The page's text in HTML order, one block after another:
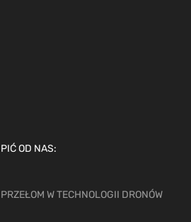
OD NAS:
W TECHNOLOGII DRONÓW